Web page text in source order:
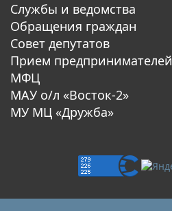
Службы и ведомства
Обращения граждан
Совет депутатов
Прием предпринимателей
МФЦ
МАУ о/л «Восток-2»
МУ МЦ «Дружба»